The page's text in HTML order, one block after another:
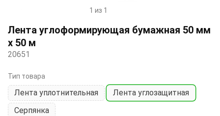
1
of
1
1 из 1
Лента углоформирующая бумажная 50 мм
х 50 м
20651
Тип товара
Лента уплотнительная
Лента углозащитная
Серпянка